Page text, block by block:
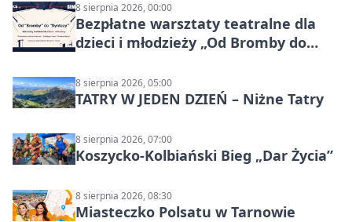
8 sierpnia 2026, 00:00
Bezpłatne warsztaty teatralne dla
dzieci i młodzieży „Od Bromby do
8 sierpnia 2026, 05:00
TATRY W JEDEN DZIEŃ – Niżne Tatry
8 sierpnia 2026, 07:00
Koszycko-Kolbiański Bieg „Dar Życia”
8 sierpnia 2026, 08:30
Miasteczko Polsatu w Tarnowie